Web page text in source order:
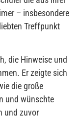
– insbesondere
Treffpunkt
die Hinweise und
Er zeigte sich
die große
und wünschte
und zuvor